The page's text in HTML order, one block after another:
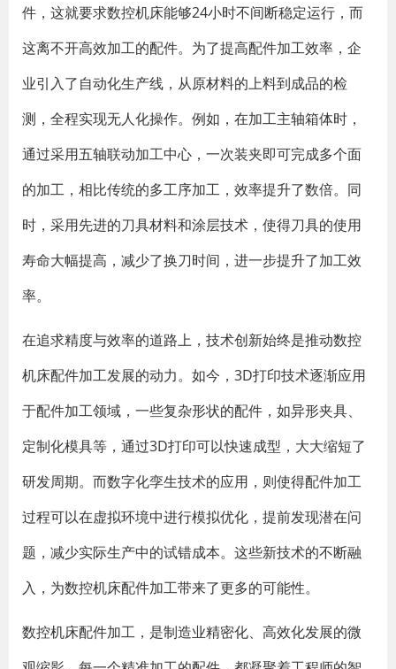
件，这就要求数控机床能够24小时不间断稳定运行，而
这离不开高效加工的配件。为了提高配件加工效率，企
业引入了自动化生产线，从原材料的上料到成品的检
测，全程实现无人化操作。例如，在加工主轴箱体时，
通过采用五轴联动加工中心，一次装夹即可完成多个面
的加工，相比传统的多工序加工，效率提升了数倍。同
时，采用先进的刀具材料和涂层技术，使得刀具的使用
寿命大幅提高，减少了换刀时间，进一步提升了加工效
率。
在追求精度与效率的道路上，技术创新始终是推动数控
机床配件加工发展的动力。如今，3D打印技术逐渐应用
于配件加工领域，一些复杂形状的配件，如异形夹具、
定制化模具等，通过3D打印可以快速成型，大大缩短了
研发周期。而数字化孪生技术的应用，则使得配件加工
过程可以在虚拟环境中进行模拟优化，提前发现潜在问
题，减少实际生产中的试错成本。这些新技术的不断融
入，为数控机床配件加工带来了更多的可能性。
数控机床配件加工，是制造业精密化、高效化发展的微